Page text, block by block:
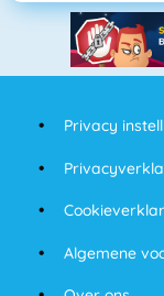
Privacy
Algemene